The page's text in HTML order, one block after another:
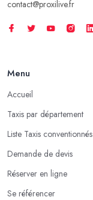
contact@proxilive.fr
Menu
Accueil
Taxis par département
Liste Taxis conventionnés
Demande de devis
Réserver en ligne
Se référencer